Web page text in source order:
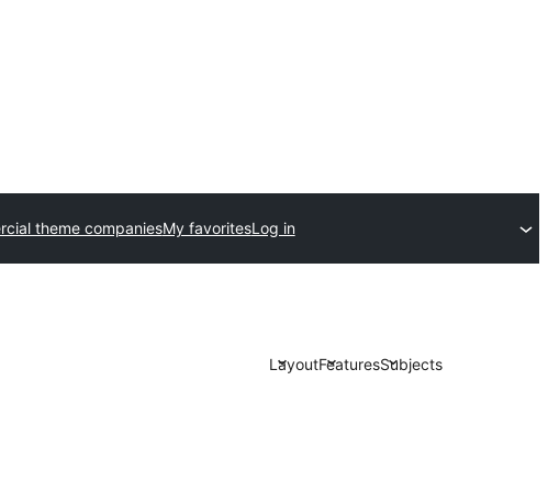
theme companiesMy favoritesLog in
LayoutFeaturesSubjects